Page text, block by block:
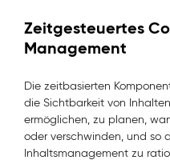
Zeitgesteuertes
Management
Die zeitbasierten
die Sichtbarkeit von
ermöglichen, zu planen,
oder verschwinden, und so
Inhaltsmanagement zu